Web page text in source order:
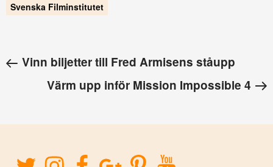
Svenska Filminstitutet
Vinn biljetter till Fred Armisens ståupp
Värm upp inför Mission Impossible 4